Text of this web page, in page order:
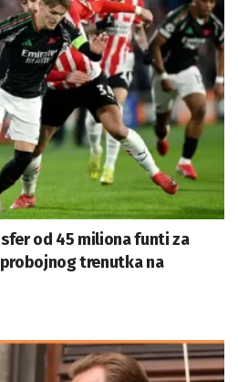
od 45 miliona funti za
trenutka na